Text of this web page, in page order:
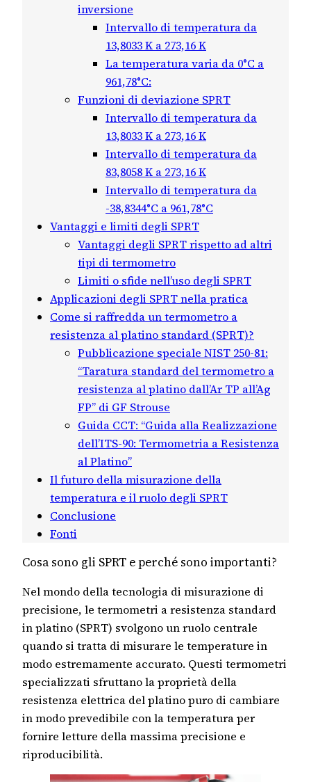
inversione
Intervallo di temperatura da
13,8033 K a 273,16 K
La temperatura varia da 0°C a
961,78°C:
Funzioni di deviazione SPRT
Intervallo di temperatura da
13,8033 K a 273,16 K
Intervallo di temperatura da
83,8058 K a 273,16 K
Intervallo di temperatura da
-38,8344°C a 961,78°C
Vantaggi e limiti degli SPRT
Vantaggi degli SPRT rispetto ad altri
tipi di termometro
Limiti o sfide nell’uso degli SPRT
Applicazioni degli SPRT nella pratica
Come si raffredda un termometro a
resistenza al platino standard (SPRT)?
Pubblicazione speciale NIST 250-81:
“Taratura standard del termometro a
resistenza al platino dall’Ar TP all’Ag
FP” di GF Strouse
Guida CCT: “Guida alla Realizzazione
dell’ITS-90: Termometria a Resistenza
al Platino”
Il futuro della misurazione della
temperatura e il ruolo degli SPRT
Conclusione
Fonti
Cosa sono gli SPRT e perché sono importanti?
Nel mondo della tecnologia di misurazione di
precisione, le termometri a resistenza standard
in platino (SPRT) svolgono un ruolo centrale
quando si tratta di misurare le temperature in
modo estremamente accurato. Questi termometri
specializzati sfruttano la proprietà della
resistenza elettrica del platino puro di cambiare
in modo prevedibile con la temperatura per
fornire letture della massima precisione e
riproducibilità.